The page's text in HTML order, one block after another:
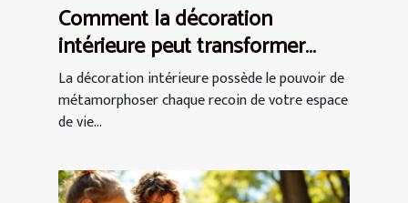
Comment la décoration
intérieure peut transformer
votre espace de vie ?
La décoration intérieure possède le pouvoir de
métamorphoser chaque recoin de votre espace
de vie...